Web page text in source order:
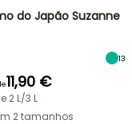
do Japão Suzanne
13
11,90 €
2 L/3 L
2 tamanhos